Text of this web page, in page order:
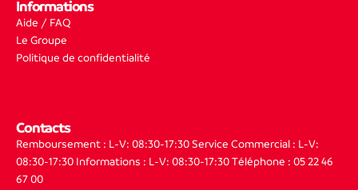
Informations
Aide / FAQ
Le Groupe
Politique de confidentialité
Contacts
Remboursement : L-V: 08:30-17:30 Service Commercial : L-V:
08:30-17:30 Informations : L-V: 08:30-17:30 Téléphone : 05 22 46
67 00